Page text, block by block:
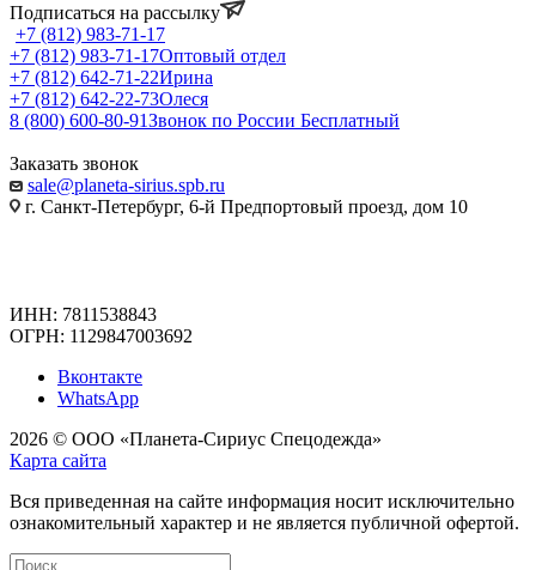
Подписаться на рассылку
+7 (812) 983-71-17
+7 (812) 983-71-17Оптовый отдел
+7 (812) 642-71-22Ирина
+7 (812) 642-22-73Олеся
8 (800) 600-80-91Звонок по России Бесплатный
Заказать звонок
sale@planeta-sirius.spb.ru
г. Санкт-Петербург, 6-й Предпортовый проезд, дом 10
ИНН: 7811538843
ОГРН: 1129847003692
Вконтакте
WhatsApp
2026 © ООО «Планета-Сириус Спецодежда»
Карта сайта
Вся приведенная на сайте информация носит исключительно
ознакомительный характер и не является публичной офертой.